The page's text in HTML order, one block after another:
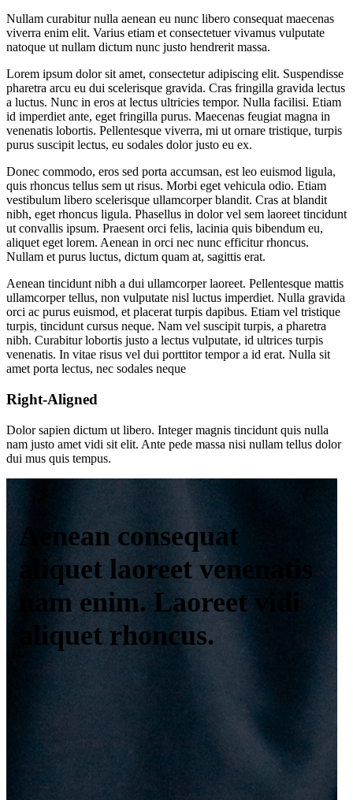
Nullam curabitur nulla aenean eu nunc libero consequat maecenas
viverra enim elit. Varius etiam et consectetuer vivamus vulputate
natoque ut nullam dictum nunc justo hendrerit massa.
Lorem ipsum dolor sit amet, consectetur adipiscing elit. Suspendisse
pharetra arcu eu dui scelerisque gravida. Cras fringilla gravida lectus
a luctus. Nunc in eros at lectus ultricies tempor. Nulla facilisi. Etiam
id imperdiet ante, eget fringilla purus. Maecenas feugiat magna in
venenatis lobortis. Pellentesque viverra, mi ut ornare tristique, turpis
purus suscipit lectus, eu sodales dolor justo eu ex.
Donec commodo, eros sed porta accumsan, est leo euismod ligula,
quis rhoncus tellus sem ut risus. Morbi eget vehicula odio. Etiam
vestibulum libero scelerisque ullamcorper blandit. Cras at blandit
nibh, eget rhoncus ligula. Phasellus in dolor vel sem laoreet tincidunt
ut convallis ipsum. Praesent orci felis, lacinia quis bibendum eu,
aliquet eget lorem. Aenean in orci nec nunc efficitur rhoncus.
Nullam et purus luctus, dictum quam at, sagittis erat.
Aenean tincidunt nibh a dui ullamcorper laoreet. Pellentesque mattis
ullamcorper tellus, non vulputate nisl luctus imperdiet. Nulla gravida
orci ac purus euismod, et placerat turpis dapibus. Etiam vel tristique
turpis, tincidunt cursus neque. Nam vel suscipit turpis, a pharetra
nibh. Curabitur lobortis justo a lectus vulputate, id ultrices turpis
venenatis. In vitae risus vel dui porttitor tempor a id erat. Nulla sit
amet porta lectus, nec sodales neque
Right-Aligned
Dolor sapien dictum ut libero. Integer magnis tincidunt quis nulla
nam justo amet vidi sit elit. Ante pede massa nisi nullam tellus dolor
dui mus quis tempus.
Aenean consequat
aliquet laoreet venenatis
nam enim. Laoreet vidi
aliquet rhoncus.